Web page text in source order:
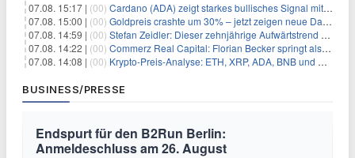
07.08. 15:17 | (00) Cardano (ADA) zeigt starkes bullisches Signal mit Potenzial für 200% Kursanstieg
07.08. 15:00 | (00) Goldpreis crashte um 30% – jetzt zeigen neue Daten: War es berechtigt?
07.08. 14:59 | (00) Stefan Zeidler: Dieser zehnjährige Aufwärtstrend macht mich optimistisch
07.08. 14:22 | (00) Commerz Real Capital: Florian Becker springt als Leiter ein
07.08. 14:08 | (00) Krypto-Preis-Analyse: ETH, XRP, ADA, BNB und HYPE
BUSINESS/PRESSE
Endspurt für den B2Run Berlin:
Anmeldeschluss am 26. August